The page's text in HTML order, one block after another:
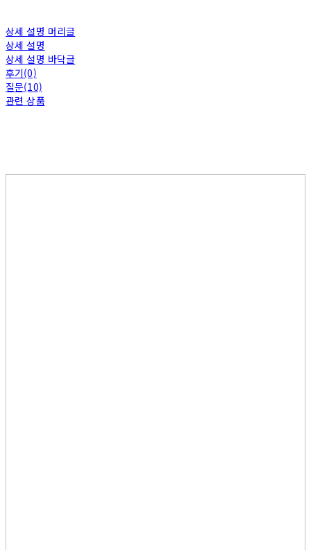
상세 설명 머리글
상세 설명
상세 설명 바닥글
후기(0)
질문(10)
관련 상품